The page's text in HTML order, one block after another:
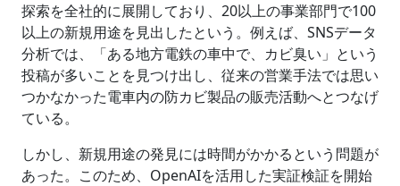
探索を全社的に展開しており、20以上の事業部門で100
以上の新規用途を見出したという。例えば、SNSデータ
分析では、「ある地方電鉄の車中で、カビ臭い」という
投稿が多いことを見つけ出し、従来の営業手法では思い
つかなかった電車内の防カビ製品の販売活動へとつなげ
ている。
しかし、新規用途の発見には時間がかかるという問題が
あった。このため、OpenAIを活用した実証検証を開始